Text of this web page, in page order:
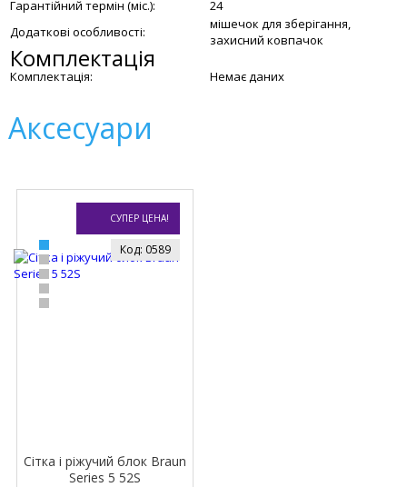
Гарантійний термін (міс.):
24
Додаткові особливості:
мішечок для зберігання,
захисний ковпачок
Комплектація
Комплектація: Немає даних
Аксесуари
СУПЕР ЦЕНА!
Сітка і ріжучий блок Braun
Series 5 52S
Код: 0589